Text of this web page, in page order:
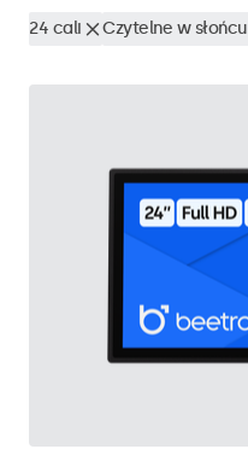
24 cali Czytelne w słońcu